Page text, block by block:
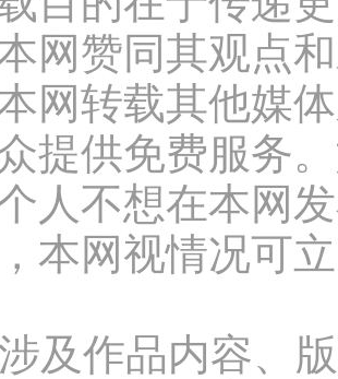
网赞同其观点
网转载其他媒
提供免费服务
人不想在本网
本网视情况可
及作品内容、